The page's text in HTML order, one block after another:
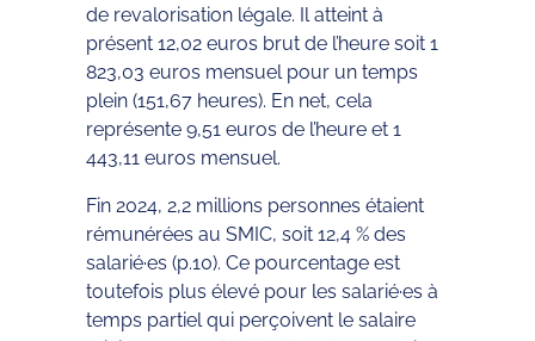
de revalorisation légale. Il atteint à
présent 12,02 euros brut de l’heure soit 1
823,03 euros mensuel pour un temps
plein (151,67 heures). En net, cela
représente 9,51 euros de l’heure et 1
443,11 euros mensuel.
Fin 2024, 2,2 millions personnes étaient
rémunérées au SMIC, soit 12,4 % des
salarié·es (p.10). Ce pourcentage est
toutefois plus élevé pour les salarié·es à
temps partiel qui perçoivent le salaire